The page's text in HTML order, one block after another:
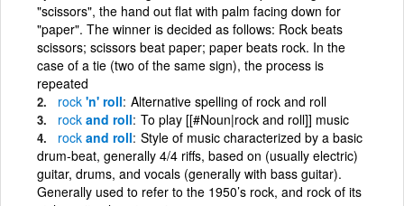
"scissors", the hand out flat with palm facing down for
"paper". The winner is decided as follows: Rock beats
scissors; scissors beat paper; paper beats rock. In the
case of a tie (two of the same sign), the process is
repeated
rock 'n' roll Alternative spelling of rock and roll
rock and roll To play [[#Noun|rock and roll]] music
rock and roll Style of music characterized by a basic
drum-beat, generally 4/4 riffs, based on (usually electric)
guitar, drums, and vocals (generally with bass guitar).
Generally used to refer to the 1950’s rock, and rock of its